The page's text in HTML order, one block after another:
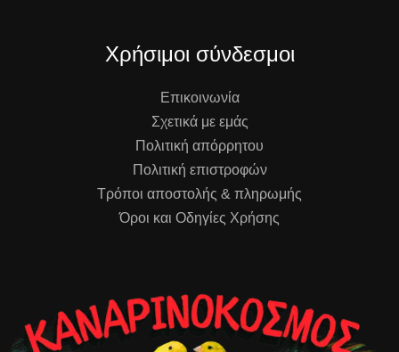
Χρήσιμοι σύνδεσμοι
Επικοινωνία
Σχετικά με εμάς
Πολιτική απόρρητου
Πολιτική επιστροφών
Τρόποι αποστολής & πληρωμής
Όροι και Οδηγίες Χρήσης